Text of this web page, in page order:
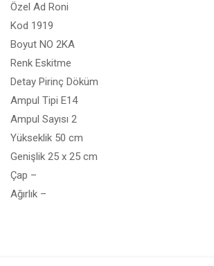
Özel Ad Roni
Kod 1919
Boyut NO 2KA
Renk Eskitme
Detay Pirinç Döküm
Ampul Tipi E14
Ampul Sayısı 2
Yükseklik 50 cm
Genişlik 25 x 25 cm
Çap –
Ağırlık –